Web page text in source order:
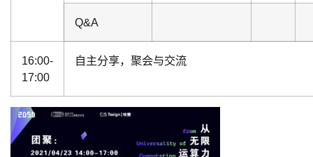
Q&A
16:00-
17:00
自主分享，聚会与交流